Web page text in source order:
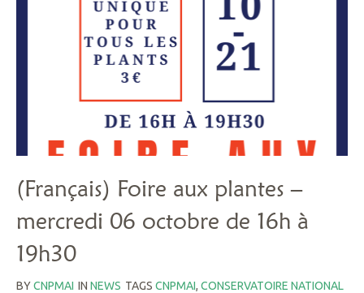
(Français) Foire aux plantes –
mercredi 06 octobre de 16h à
19h30
BYCNPMAI IN NEWS TAGS CNPMAI, CONSERVATOIRE NATIONAL